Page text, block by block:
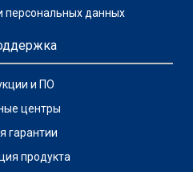
персональных данных
и ПО
центры
гарантии
продукта